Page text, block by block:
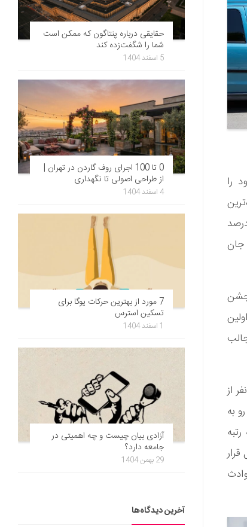
خود را
حوادث جاده‌ای و در پی آن مرگ‌ومیر مردم تا 3 درصد
16 هزار ایرانی جان
جشن
جالب
سال 1397، بیش از 12 هزار نفر از
به
زمینه رتبه
نفر در اثر حوادث
حقایقی درباره پنتاگون که ممکن است
شما را شگفت‌زده کند
5 اسفند 1404
0 تا 100 اجرای روف گاردن در تهران |
از طراحی اصولی تا نگهداری
4 اسفند 1404
7 مورد از بهترین حرکات یوگا برای
تسکین استرس
1 اسفند 1404
آزادی بیان چیست و چه اهمیتی در
جامعه دارد؟
29 بهمن 1404
آخرین دیدگاه‌ها